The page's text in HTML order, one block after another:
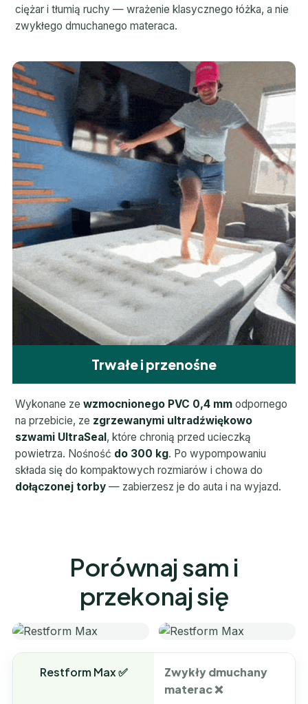
ciężar i tłumią ruchy — wrażenie klasycznego łóżka, a nie
zwykłego dmuchanego materaca.
Trwałe i przenośne
Wykonane ze wzmocnionego PVC 0,4 mm odpornego
na przebicie, ze zgrzewanymi ultradźwiękowo
szwami UltraSeal, które chronią przed ucieczką
powietrza. Nośność do 300 kg. Po wypompowaniu
składa się do kompaktowych rozmiarów i chowa do
dołączonej torby — zabierzesz je do auta i na wyjazd.
Porównaj sam i
przekonaj się
Restform Max ✅
Zwykły dmuchany
materac ❌